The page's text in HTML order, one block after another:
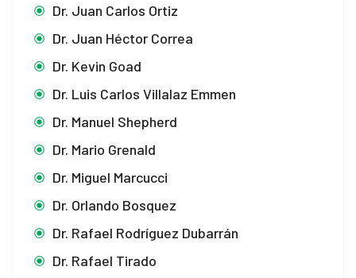
Dr. Juan Carlos Ortiz
Dr. Juan Héctor Correa
Dr. Kevin Goad
Dr. Luis Carlos Villalaz Emmen
Dr. Manuel Shepherd
Dr. Mario Grenald
Dr. Miguel Marcucci
Dr. Orlando Bosquez
Dr. Rafael Rodríguez Dubarrán
Dr. Rafael Tirado